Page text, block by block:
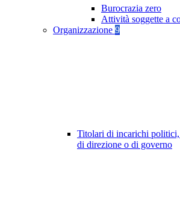
Burocrazia zero
Attività soggette a
Organizzazione 9
Titolari di incarichi
di direzione o di governo